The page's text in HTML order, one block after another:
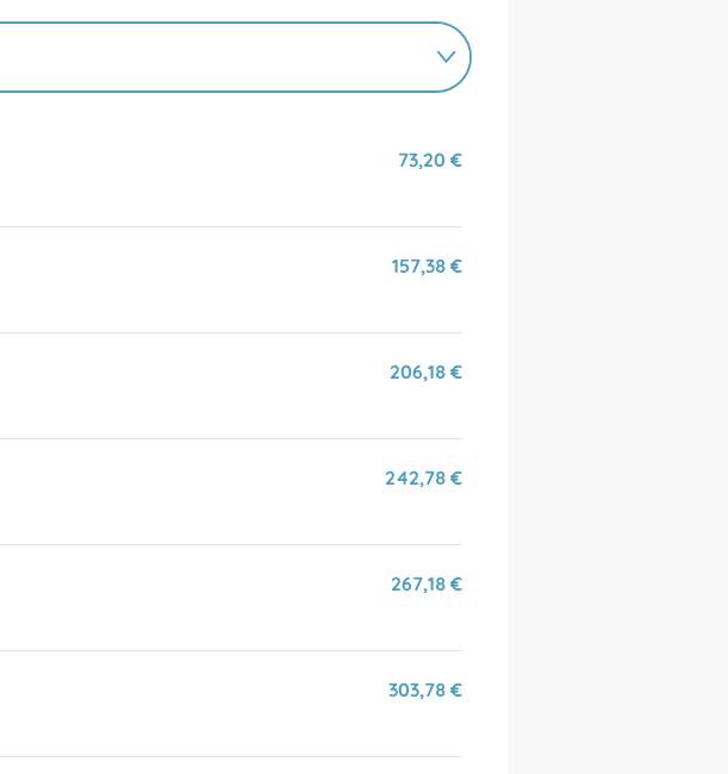
73,20 €
157,38 €
206,18 €
242,78 €
267,18 €
303,78 €